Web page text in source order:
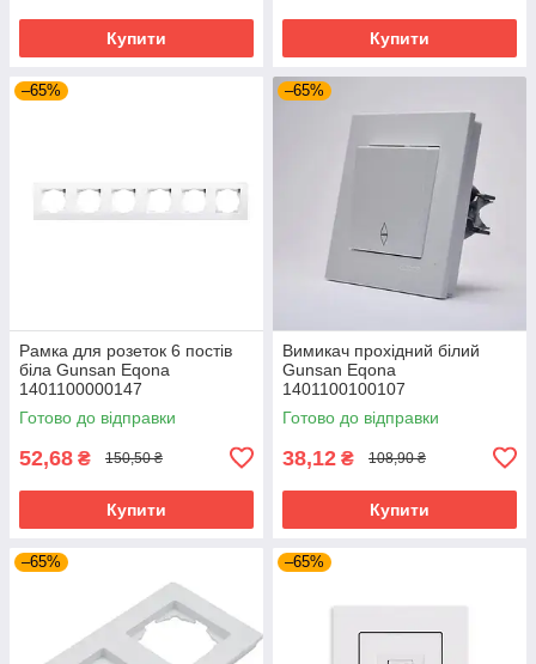
Купити Купити
–65%
Рамка для розеток 6 постів
біла Gunsan Eqona
1401100000147
горизонтальна
Готово до відправки
52,68 ₴ 150,50 ₴
Купити
–65%
Вимикач прохідний білий
Gunsan Eqona
1401100100107
Готово до відправки
38,12 ₴ 108,90 ₴
Купити
–65% –65%